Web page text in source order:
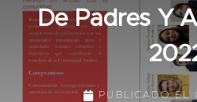
De Padres Y
PUBLICADO EL